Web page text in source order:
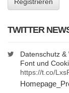
TWITTER
Datenschutz
Font und
https://t.co/